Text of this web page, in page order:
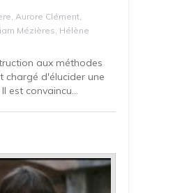
Aurore Clément,
Mézières, Hélène
aux méthodes
chargé d'élucider une
est convaincu...